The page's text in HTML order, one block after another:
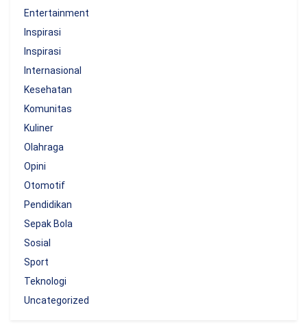
Entertainment
Inspirasi
Inspirasi
Internasional
Kesehatan
Komunitas
Kuliner
Olahraga
Opini
Otomotif
Pendidikan
Sepak Bola
Sosial
Sport
Teknologi
Uncategorized